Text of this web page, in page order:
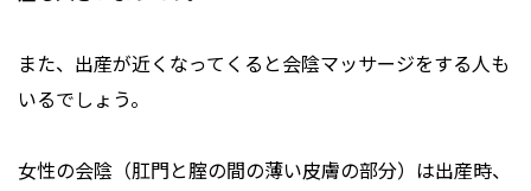
また、出産が近くなってくると会陰マッサージをする人も
いるでしょう。
女性の会陰（肛門と腟の間の薄い皮膚の部分）は出産時、